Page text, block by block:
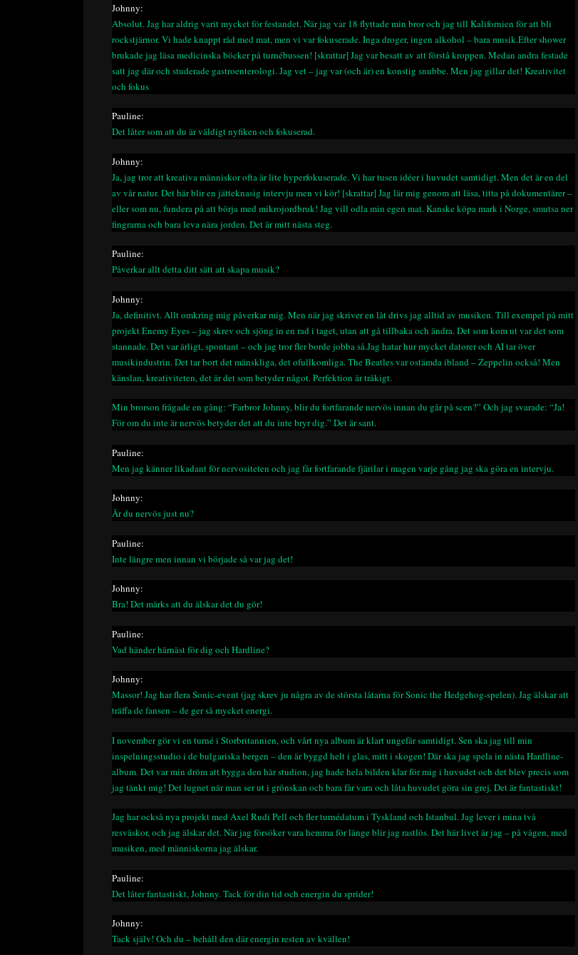
Johnny:
Absolut. Jag har aldrig varit mycket för festandet. När jag var 18 flyttade min bror och jag till Kalifornien för att bli
rockstjärnor. Vi hade knappt råd med mat, men vi var fokuserade. Inga droger, ingen alkohol – bara musik.Efter shower
brukade jag läsa medicinska böcker på turnébussen! [skrattar] Jag var besatt av att förstå kroppen. Medan andra festade
satt jag där och studerade gastroenterologi. Jag vet – jag var (och är) en konstig snubbe. Men jag gillar det! Kreativitet
och fokus
Pauline:
Det låter som att du är väldigt nyfiken och fokuserad.
Johnny:
Ja, jag tror att kreativa människor ofta är lite hyperfokuserade. Vi har tusen idéer i huvudet samtidigt. Men det är en del
av vår natur. Det här blir en jätteknasig intervju men vi kör! [skrattar]Jag lär mig genom att läsa, titta på dokumentärer –
eller som nu, fundera på att börja med mikrojordbruk! Jag vill odla min egen mat. Kanske köpa mark i Norge, smutsa ner
fingrarna och bara leva nära jorden. Det är mitt nästa steg.
Pauline:
Påverkar allt detta ditt sätt att skapa musik?
Johnny:
Ja, definitivt. Allt omkring mig påverkar mig. Men när jag skriver en låt drivs jag alltid av musiken. Till exempel på mitt
projekt Enemy Eyes – jag skrev och sjöng in en rad i taget, utan att gå tillbaka och ändra. Det som kom ut var det som
stannade. Det var ärligt, spontant – och jag tror fler borde jobba så.Jag hatar hur mycket datorer och AI tar över
musikindustrin. Det tar bort det mänskliga, det ofullkomliga. The Beatles var ostämda ibland – Zeppelin också! Men
känslan, kreativiteten, det är det som betyder något. Perfektion är tråkigt.
Min brorson frågade en gång: “Farbror Johnny, blir du fortfarande nervös innan du går på scen?” Och jag svarade: “Ja!
För om du inte är nervös betyder det att du inte bryr dig.” Det är sant.
Pauline:
Men jag känner likadant för nervositeten och jag får fortfarande fjärilar i magen varje gång jag ska göra en intervju.
Johnny:
Är du nervös just nu?
Pauline:
Inte längre men innan vi började så var jag det!
Johnny:
Bra! Det märks att du älskar det du gör!
Pauline:
Vad händer härnäst för dig och Hardline?
Johnny:
Massor! Jag har flera Sonic-event (jag skrev ju några av de största låtarna för Sonic the Hedgehog-spelen). Jag älskar att
träffa de fansen – de ger så mycket energi.
I november gör vi en turné i Storbritannien, och vårt nya album är klart ungefär samtidigt. Sen ska jag till min
inspelningsstudio i de bulgariska bergen – den är byggd helt i glas, mitt i skogen! Där ska jag spela in nästa Hardline-
album.Det var min dröm att bygga den här studion, jag hade hela bilden klar för mig i huvudet och det blev precis som
jag tänkt mig! Det lugnet när man ser ut i grönskan och bara får vara och låta huvudet göra sin grej. Det är fantastiskt!
Jag har också nya projekt med Axel Rudi Pell och fler turnédatum i Tyskland och Istanbul. Jag lever i mina två
resväskor, och jag älskar det. När jag försöker vara hemma för länge blir jag rastlös. Det här livet är jag – på vägen, med
musiken, med människorna jag älskar.
Pauline:
Det låter fantastiskt, Johnny. Tack för din tid och energin du sprider!
Johnny:
Tack själv! Och du – behåll den där energin resten av kvällen!